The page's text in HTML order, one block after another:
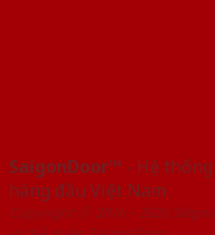
SaigonDoor™ - Hệ
hàng đầu Việt Nam
Copyright ⓒ 2016 – 2026